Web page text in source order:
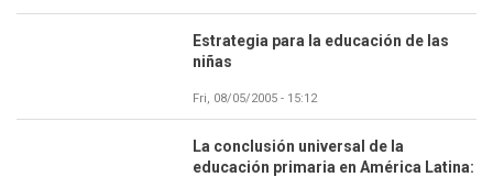
Estrategia para la educación de las
niñas
Fri, 08/05/2005 - 15:12
La conclusión universal de la
educación primaria en América Latina: